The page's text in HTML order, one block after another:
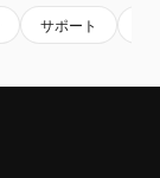
サポート